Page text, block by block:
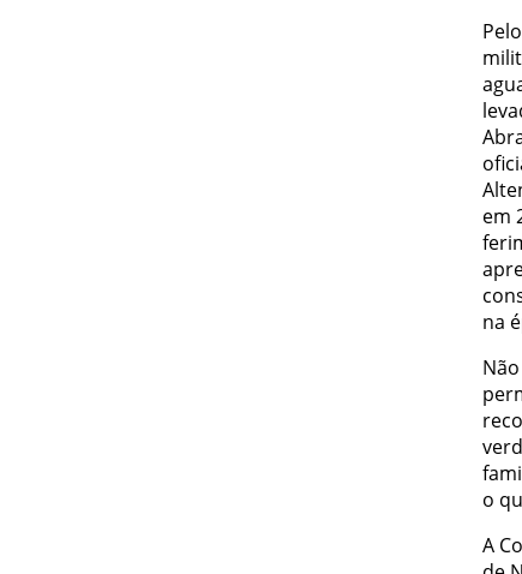
em
na
o
A